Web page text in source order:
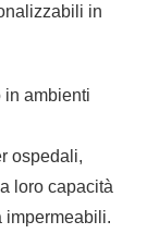
in
in ambienti
ospedali,
loro capacità
impermeabili.